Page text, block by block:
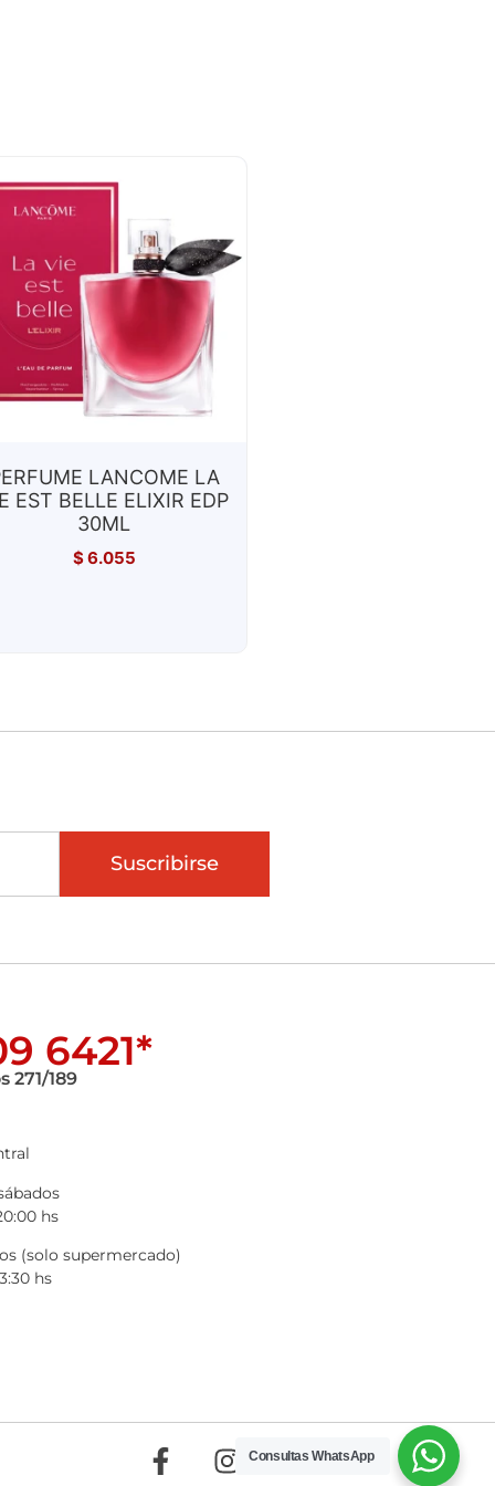
LANCOME LA
EST BELLE ELIXIR EDP
30ML
$6.055
Suscribirse
6421*
271/189
hs
(solo supermercado)
hs
Consultas WhatsApp